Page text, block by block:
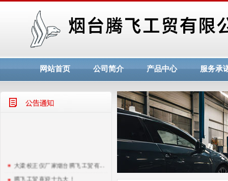
网站首页 公司简介 产品中心 服务承